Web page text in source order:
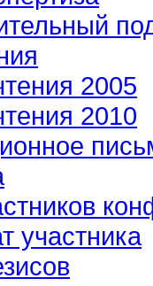
2005
2010
участника